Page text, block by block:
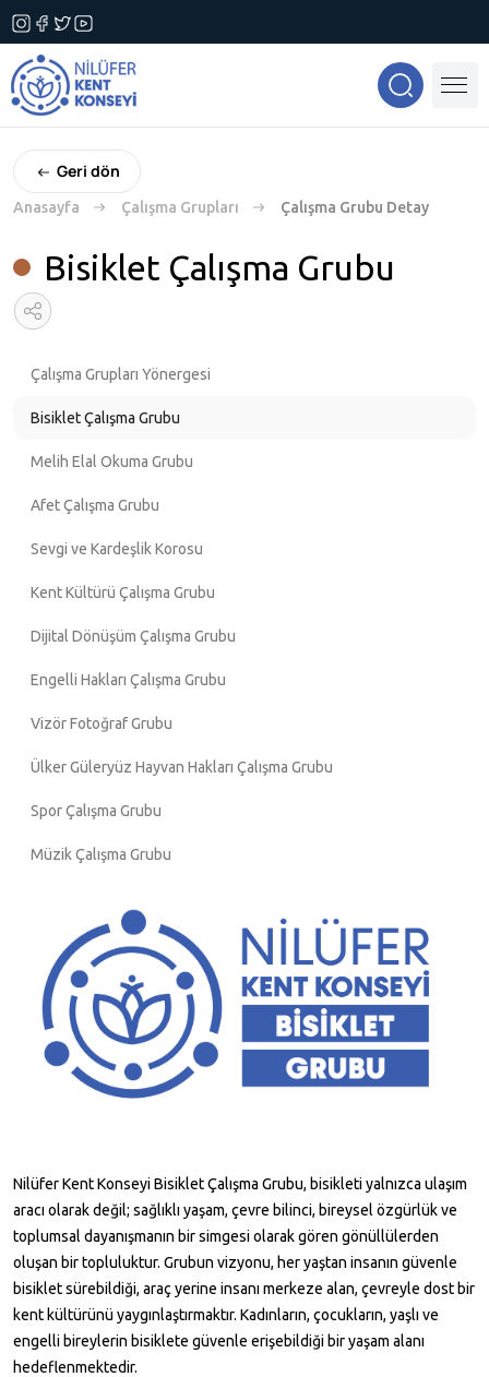
Geri dön
Anasayfa Çalışma Grupları Çalışma Grubu Detay
Bisiklet Çalışma Grubu
Çalışma Grupları Yönergesi
Bisiklet Çalışma Grubu
Melih Elal Okuma Grubu
Afet Çalışma Grubu
Sevgi ve Kardeşlik Korosu
Kent Kültürü Çalışma Grubu
Dijital Dönüşüm Çalışma Grubu
Engelli Hakları Çalışma Grubu
Vizör Fotoğraf Grubu
Ülker Güleryüz Hayvan Hakları Çalışma Grubu
Spor Çalışma Grubu
Müzik Çalışma Grubu
Nilüfer Kent Konseyi Bisiklet Çalışma Grubu, bisikleti yalnızca ulaşım
aracı olarak değil; sağlıklı yaşam, çevre bilinci, bireysel özgürlük ve
toplumsal dayanışmanın bir simgesi olarak gören gönüllülerden
oluşan bir topluluktur. Grubun vizyonu, her yaştan insanın güvenle
bisiklet sürebildiği, araç yerine insanı merkeze alan, çevreyle dost bir
kent kültürünü yaygınlaştırmaktır. Kadınların, çocukların, yaşlı ve
engelli bireylerin bisiklete güvenle erişebildiği bir yaşam alanı
hedeflenmektedir.